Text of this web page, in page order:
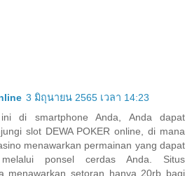
3 มิถุนายน 2565 เวลา 14:23
di smartphone Anda, Anda dapat
slot DEWA POKER online, di mana
menawarkan permainan yang dapat
ponsel cerdas Anda. Situs
menawarkan setoran hanya 20rb bagi